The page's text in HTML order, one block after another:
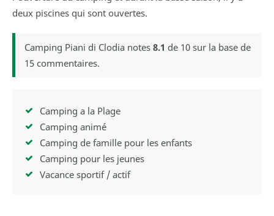
deux piscines qui sont ouvertes.
Camping Piani di Clodia notes 8.1 de 10 sur la base de
15 commentaires.
Camping a la Plage
Camping animé
Camping de famille pour les enfants
Camping pour les jeunes
Vacance sportif / actif